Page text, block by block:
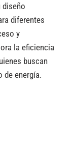
diseño
diferentes
y
la eficiencia
buscan
de energía.